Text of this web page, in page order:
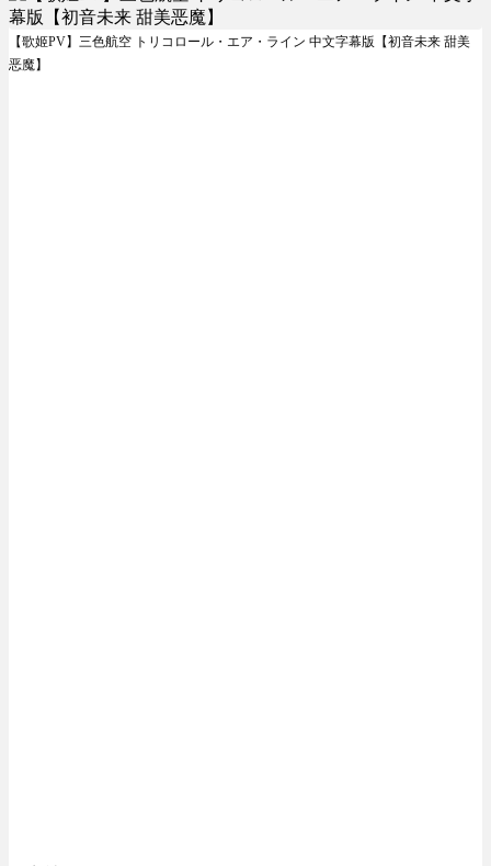
【歌姬PV】三色航空 トリコロール・エア・ライン 中文字幕版【初音未来 甜美
恶魔】